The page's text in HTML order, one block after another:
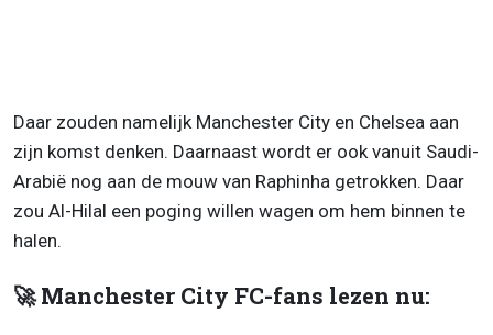
Daar zouden namelijk Manchester City en Chelsea aan
zijn komst denken. Daarnaast wordt er ook vanuit Saudi-
Arabië nog aan de mouw van Raphinha getrokken. Daar
zou Al-Hilal een poging willen wagen om hem binnen te
halen.
🚀 Manchester City FC-fans lezen nu: